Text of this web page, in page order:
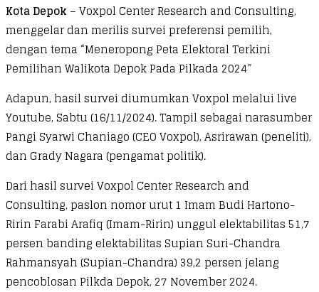
Kota Depok – Voxpol Center Research and Consulting,
menggelar dan merilis survei preferensi pemilih,
dengan tema “Meneropong Peta Elektoral Terkini
Pemilihan Walikota Depok Pada Pilkada 2024”
Adapun, hasil survei diumumkan Voxpol melalui live
Youtube, Sabtu (16/11/2024). Tampil sebagai narasumber
Pangi Syarwi Chaniago (CEO Voxpol), Asrirawan (peneliti),
dan Grady Nagara (pengamat politik).
Dari hasil survei Voxpol Center Research and
Consulting, paslon nomor urut 1 Imam Budi Hartono-
Ririn Farabi Arafiq (Imam-Ririn) unggul elektabilitas 51,7
persen banding elektabilitas Supian Suri-Chandra
Rahmansyah (Supian-Chandra) 39,2 persen jelang
pencoblosan Pilkda Depok, 27 November 2024.